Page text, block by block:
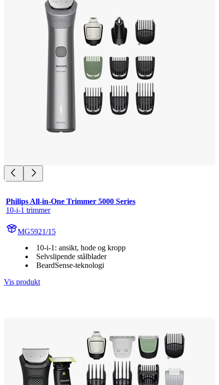
Philips All-in-One Trimmer 5000 Series
10-i-1 trimmer
MG5921/15
10-i-1: ansikt, hode og kropp
Selvslipende stålblader
BeardSense-teknologi
Vis produkt